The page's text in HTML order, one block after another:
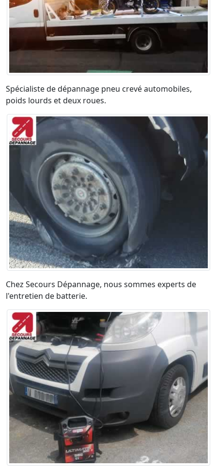
Spécialiste de dépannage pneu crevé automobiles,
poids lourds et deux roues.
Chez Secours Dépannage, nous sommes experts de
l'entretien de batterie.